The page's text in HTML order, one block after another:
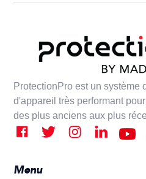
ProtectionPro est un système
d'appareil très performant
des plus anciens aux plus
Menu